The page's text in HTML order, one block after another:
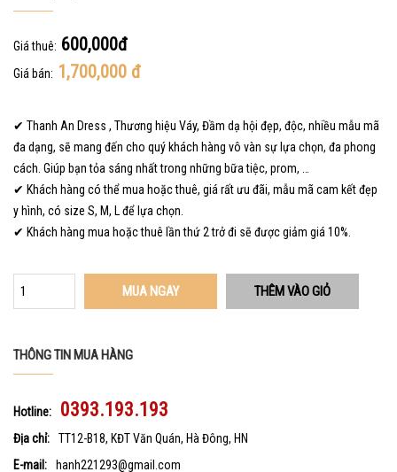
Giá thuê: 600,000đ
Giá bán: 1,700,000 đ
✔ Thanh An Dress , Thương hiệu Váy, Đầm dạ hội đẹp, độc, nhiều mẫu mã
đa dạng, sẽ mang đến cho quý khách hàng vô vàn sự lựa chọn, đa phong
cách. Giúp bạn tỏa sáng nhất trong những bữa tiệc, prom, …
✔ Khách hàng có thể mua hoặc thuê, giá rất ưu đãi, mẫu mã cam kết đẹp
y hình, có size S, M, L để lựa chọn.
✔ Khách hàng mua hoặc thuê lần thứ 2 trở đi sẽ được giảm giá 10%.
MUA NGAY
THÔNG TIN MUA HÀNG
Hotline: 0393.193.193
Địa chỉ:
TT12-B18, KĐT Văn Quán, Hà Đông, HN
E-mail:
hanh221293@gmail.com